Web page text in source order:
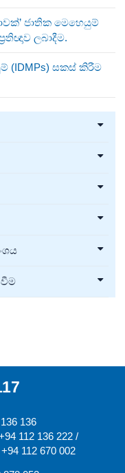
ජාතික මෙහෙයුම්
ලබාදීම.
(IDMPs) සකස් කිරීම
136
112 136 222 /
+94 112 670 002